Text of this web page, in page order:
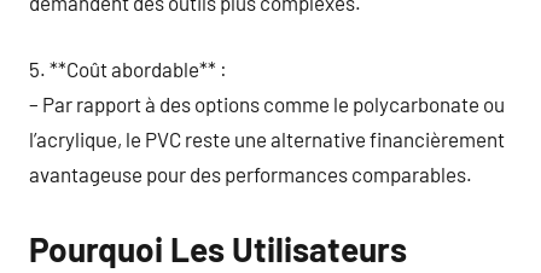
5. **Coût abordable** :
– Par rapport à des options comme le polycarbonate ou
l’acrylique, le PVC reste une alternative financièrement
avantageuse pour des performances comparables.
Pourquoi Les Utilisateurs